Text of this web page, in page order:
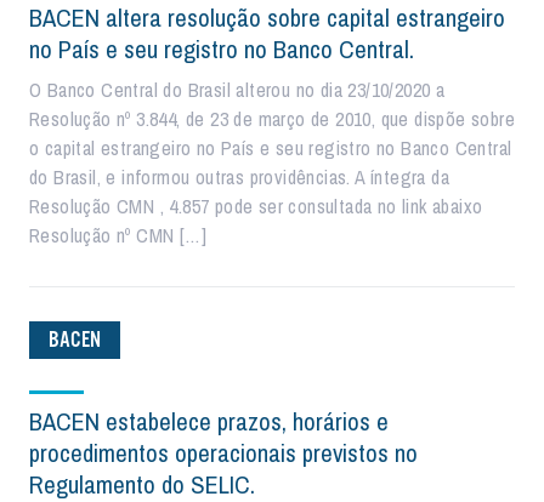
BACEN altera resolução sobre capital estrangeiro
no País e seu registro no Banco Central.
O Banco Central do Brasil alterou no dia 23/10/2020 a
Resolução nº 3.844, de 23 de março de 2010, que dispõe sobre
o capital estrangeiro no País e seu registro no Banco Central
do Brasil, e informou outras providências. A íntegra da
Resolução CMN , 4.857 pode ser consultada no link abaixo
Resolução nº CMN […]
BACEN
BACEN estabelece prazos, horários e
procedimentos operacionais previstos no
Regulamento do SELIC.